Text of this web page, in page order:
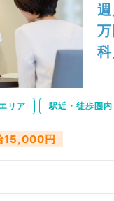
科
リア 駅近・徒歩圏内
15,000円